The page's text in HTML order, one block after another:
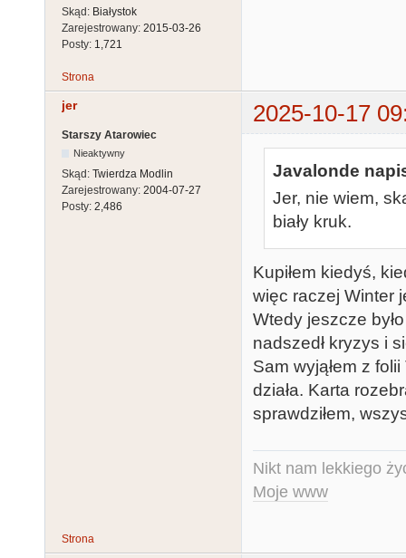
Skąd: Białystok
Zarejestrowany: 2015-03-26
Posty: 1,721
Strona
jer 2025-10-17
Starszy Atarowiec
Nieaktywny
Skąd: Twierdza Modlin
Zarejestrowany: 2004-07-27
Posty: 2,486
Javalonde
Jer, nie wiem,
biały kruk.
Kupiłem kiedyś,
więc raczej Winter
Wtedy jeszcze
nadszedł kryzys i
Sam wyjąłem z
działa. Karta
sprawdziłem,
Nikt nam lekkiego
Moje www
Strona